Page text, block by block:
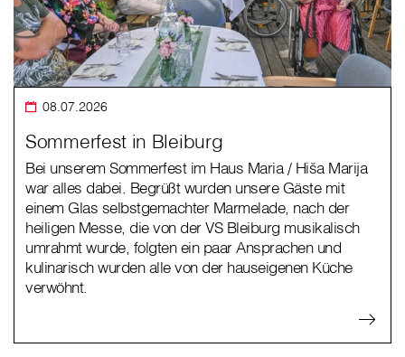
08.07.2026
Sommerfest in Bleiburg
Bei unserem Sommerfest im Haus Maria / Hiša Marija
war alles dabei. Begrüßt wurden unsere Gäste mit
einem Glas selbstgemachter Marmelade, nach der
heiligen Messe, die von der VS Bleiburg musikalisch
umrahmt wurde, folgten ein paar Ansprachen und
kulinarisch wurden alle von der hauseigenen Küche
verwöhnt.